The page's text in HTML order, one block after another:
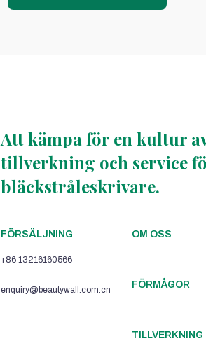
Att kämpa för en kultur
tillverkning och service
bläckstråleskrivare.
FÖRSÄLJNING
+86 13216160566
enquiry@beautywall.com.cn
OM OSS
FÖRMÅGOR
TILLVERKNING